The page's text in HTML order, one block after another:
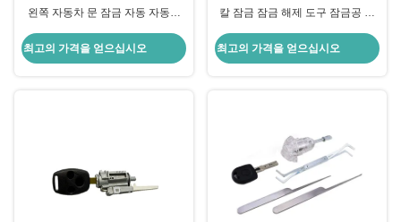
왼쪽 자동차 문 잠금 자동 자동차
실린더 F-ocus
최고의 가격을 얻으십시오
칼 잠금 잠금 해제 도구 잠금공 자
최고의 가격을 얻으십시오